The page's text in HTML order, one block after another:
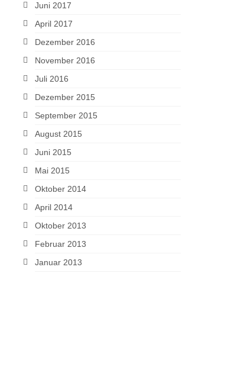
Juni 2017
April 2017
Dezember 2016
November 2016
Juli 2016
Dezember 2015
September 2015
August 2015
Juni 2015
Mai 2015
Oktober 2014
April 2014
Oktober 2013
Februar 2013
Januar 2013